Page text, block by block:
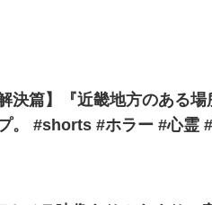
篇】『近畿地方のある場
が見てる場所。]をタップ。 #shorts #